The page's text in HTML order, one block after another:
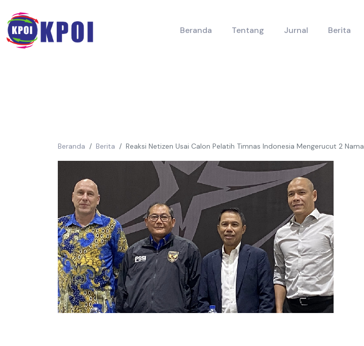
Beranda Tentang Jurnal Berita
Beranda Berita Reaksi Netizen Usai Calon Pelatih Timnas Indonesia Mengerucut 2 Nama